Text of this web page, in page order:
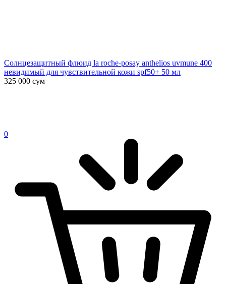
Солнцезащитный флюид la roche-posay anthelios uvmune 400
невидимый для чувствительной кожи spf50+ 50 мл
325 000 сум
0